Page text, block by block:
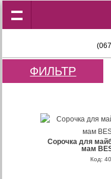
ФИЛЬТР
Сорочка для
мам
Код: